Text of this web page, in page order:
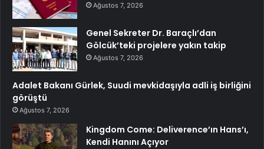
Ağustos 7, 2026
Genel Sekreter Dr. Baraçlı’dan
Gölcük’teki projelere yakın takip
Ağustos 7, 2026
Adalet Bakanı Gürlek, Suudi mevkidaşıyla adli iş birliğini
görüştü
Ağustos 7, 2026
Kingdom Come: Deliverence’ın Hans’ı,
Kendi Hanını Açıyor